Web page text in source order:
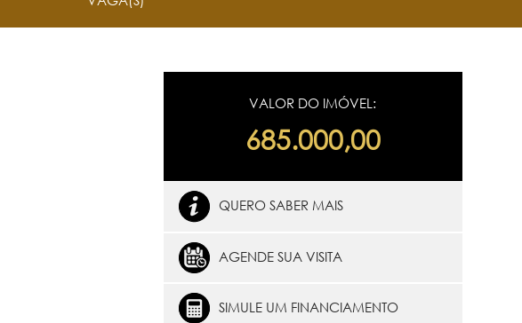
VALOR DO IMÓVEL:
685.000,00
QUERO SABER MAIS
AGENDE SUA VISITA
SIMULE UM FINANCIAMENTO